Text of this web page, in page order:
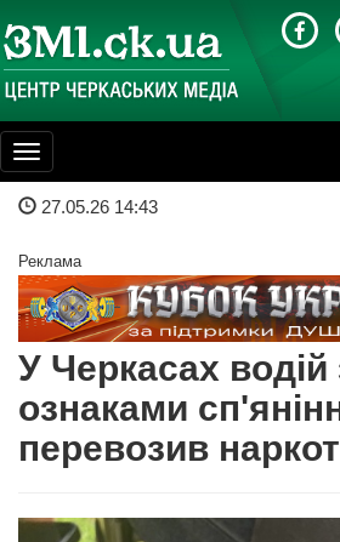
Toggle
navigation
27.05.26 14:43
Реклама
У Черкасах водій
ознаками
перевозив